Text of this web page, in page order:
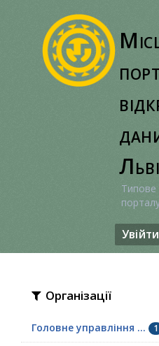
Типове
Увійти
Організації
Головне управління ... 1